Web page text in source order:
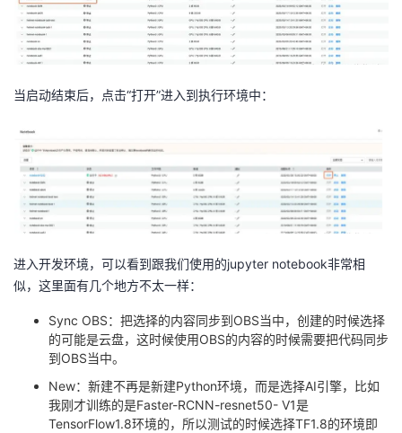
当启动结束后，点击“打开”进入到执行环境中：
进入开发环境，可以看到跟我们使用的jupyter notebook非常相
似，这里面有几个地方不太一样：
Sync OBS：把选择的内容同步到OBS当中，创建的时候选择
的可能是云盘，这时候使用OBS的内容的时候需要把代码同步
到OBS当中。
New：新建不再是新建Python环境，而是选择AI引擎，比如
我刚才训练的是Faster-RCNN-resnet50- V1是
TensorFlow1.8环境的，所以测试的时候选择TF1.8的环境即